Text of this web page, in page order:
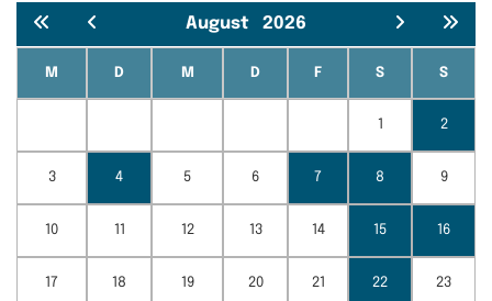
August 2026
M D M D F S S
1 2
3 4 5 6 7 8 9
10 11 12 13 14 15 16
17 18 19 20 21 22 23